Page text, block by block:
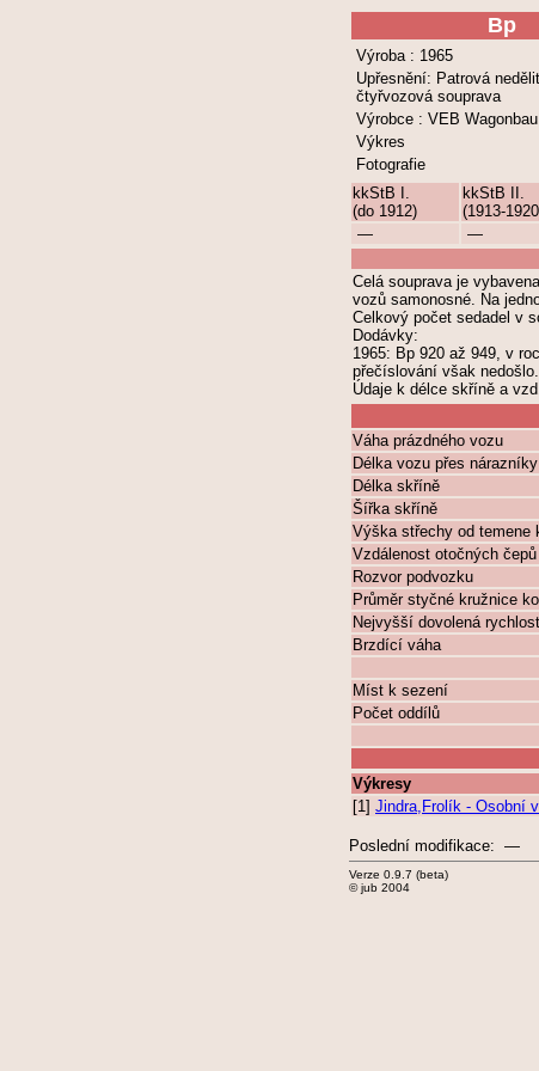
Bp
Výroba : 1965
Upřesnění: Patrová
čtyřvozová souprava
Výrobce : VEB
Výkres
Fotografie
kkStB I.
(do 1912)
kkStB II.
(1913-
—
—
Celá souprava je
vozů samonosné. Na
Celkový počet sedadel v
Dodávky:
1965: Bp 920 až 949, v
přečíslování však
Údaje k délce skříně a
Váha prázdného vozu
Délka vozu přes nárazníky
Délka skříně
Šířka skříně
Výška střechy od temene
Vzdálenost otočných čepů
Rozvor podvozku
Průměr styčné kružnice
Nejvyšší dovolená
Brzdící váha
Míst k sezení
Počet oddílů
Výkresy
[1] Jindra,Frolík - Osobní
Poslední modifikace: —
Verze 0.9.7 (beta)
© jub 2004